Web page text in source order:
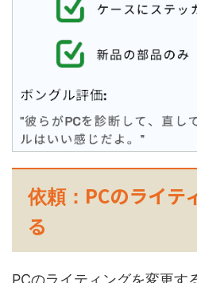
依頼： PCのライテ
る
PCのライティングを変更す